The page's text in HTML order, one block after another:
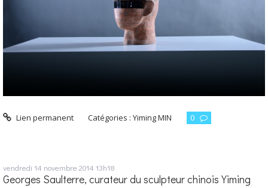
Lien permanent Catégories :Yiming MIN 0
vendredi 14 novembre 2014 13h18
Georges Saulterre, curateur du sculpteur chinois Yiming